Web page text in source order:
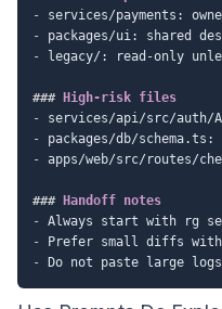
-
-
- legacy/: read-only
### High-risk files
-
-
- apps/web/src/routes/
### Handoff notes
-
-
-